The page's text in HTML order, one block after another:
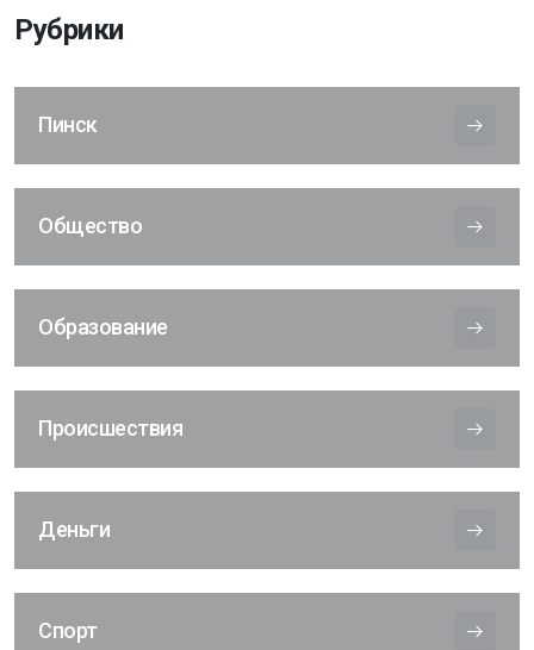
Рубрики
Пинск
Общество
Образование
Происшествия
Деньги
Спорт